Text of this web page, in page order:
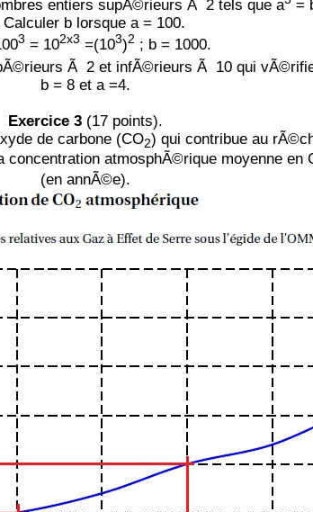
entiers supÃ©rieurs Ã 2 tels que a =
Calculer b lorsque a = 100.
3 = 102x3 =(103)2 ; b = 1000.
Ã 2 et infÃ©rieurs Ã 10 qui
b = 8 et a =4.
Exercice 3 (17 points).
de carbone (CO2) qui contribue au
atmosphÃ©rique moyenne en
(en annÃ©e).